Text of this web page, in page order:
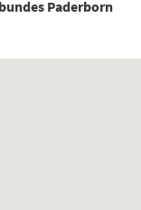
Paderborn